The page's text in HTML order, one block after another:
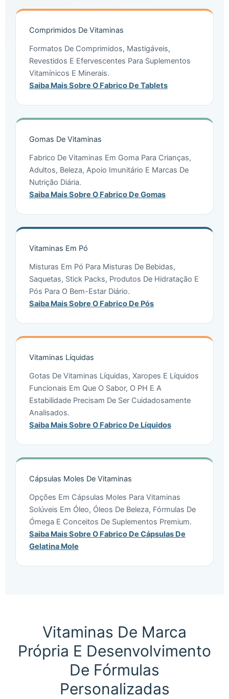
Comprimidos De Vitaminas
Formatos De Comprimidos, Mastigáveis,
Revestidos E Efervescentes Para Suplementos
Vitamínicos E Minerais.
Saiba Mais Sobre O Fabrico De Tablets
Gomas De Vitaminas
Fabrico De Vitaminas Em Goma Para Crianças,
Adultos, Beleza, Apoio Imunitário E Marcas De
Nutrição Diária.
Saiba Mais Sobre O Fabrico De Gomas
Vitaminas Em Pó
Misturas Em Pó Para Misturas De Bebidas,
Saquetas, Stick Packs, Produtos De Hidratação E
Pós Para O Bem-Estar Diário.
Saiba Mais Sobre O Fabrico De Pós
Vitaminas Líquidas
Gotas De Vitaminas Líquidas, Xaropes E Líquidos
Funcionais Em Que O Sabor, O PH E A
Estabilidade Precisam De Ser Cuidadosamente
Analisados.
Saiba Mais Sobre O Fabrico De Líquidos
Cápsulas Moles De Vitaminas
Opções Em Cápsulas Moles Para Vitaminas
Solúveis Em Óleo, Óleos De Beleza, Fórmulas De
Ómega E Conceitos De Suplementos Premium.
Saiba Mais Sobre O Fabrico De Cápsulas De
Gelatina Mole
Vitaminas De Marca
Própria E Desenvolvimento
De Fórmulas
Personalizadas